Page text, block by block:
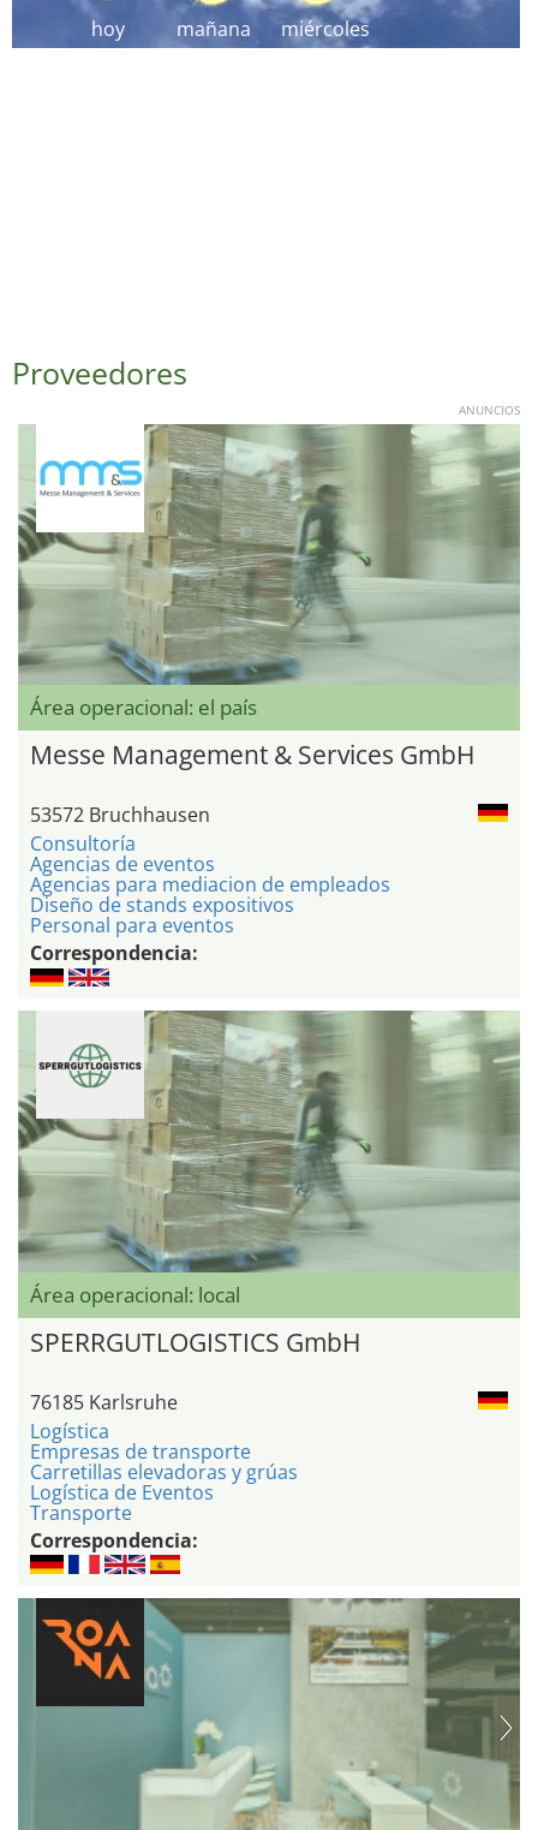
hoy mañana miércoles
Proveedores
ANUNCIOS
Área operacional: el país
Messe Management & Services GmbH
53572 Bruchhausen
Consultoría
Agencias de eventos
Agencias para mediacion de empleados
Diseño de stands expositivos
Personal para eventos
Correspondencia:
Área operacional: local
SPERRGUTLOGISTICS GmbH
76185 Karlsruhe
Logística
Empresas de transporte
Carretillas elevadoras y grúas
Logística de Eventos
Transporte
Correspondencia: